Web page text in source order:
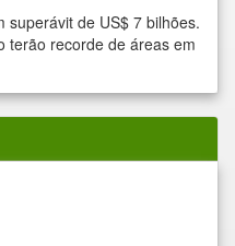
superávit de US$ 7 bilhões.
terão recorde de áreas em